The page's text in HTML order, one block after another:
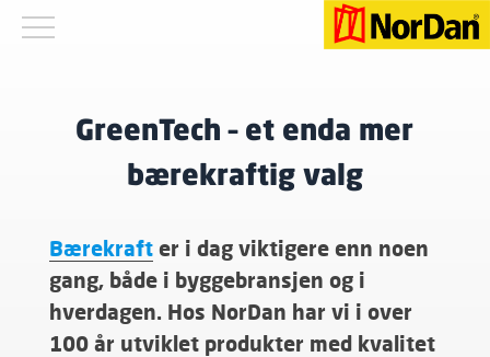
GreenTech – et enda mer
bærekraftig valg
Bærekrafter i dag viktigere enn noen
gang, både i byggebransjen og i
hverdagen. Hos NorDan har vi i over
100 år utviklet produkter med kvalitet